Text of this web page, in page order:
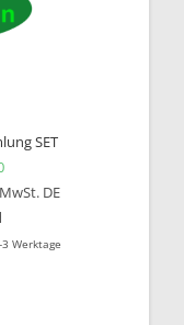
SET
Preis war:
Aktueller Preis ist:
DE
Werktage